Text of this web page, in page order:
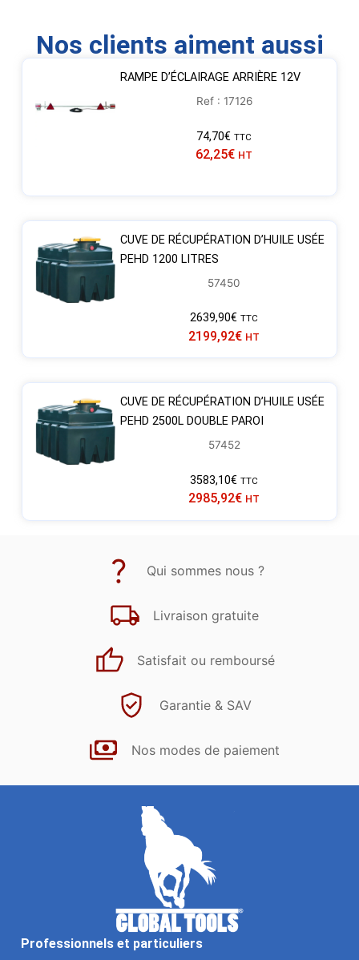
Nos clients aiment aussi
RAMPE D’ÉCLAIRAGE ARRIÈRE 12V
Ref : 17126
74,70€ TTC
62,25€ HT
CUVE DE RÉCUPÉRATION D’HUILE USÉE
PEHD 1200 LITRES
57450
2639,90€ TTC
2199,92€ HT
CUVE DE RÉCUPÉRATION D’HUILE USÉE
PEHD 2500L DOUBLE PAROI
57452
3583,10€ TTC
2985,92€ HT
Qui sommes nous ?
Livraison gratuite
Satisfait ou remboursé
Garantie & SAV
Nos modes de paiement
Professionnels et particuliers